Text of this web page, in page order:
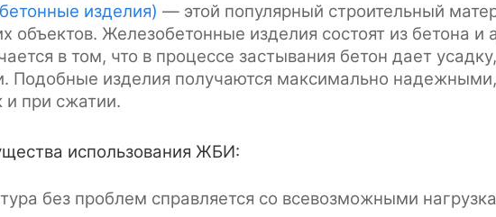
изделия) — этой популярный строительный
объектов. Железобетонные изделия состоят из бетона
в том, что в процессе застывания бетон дает
Подобные изделия получаются максимально
и при сжатии.
использования ЖБИ:
без проблем справляется со всевозможными